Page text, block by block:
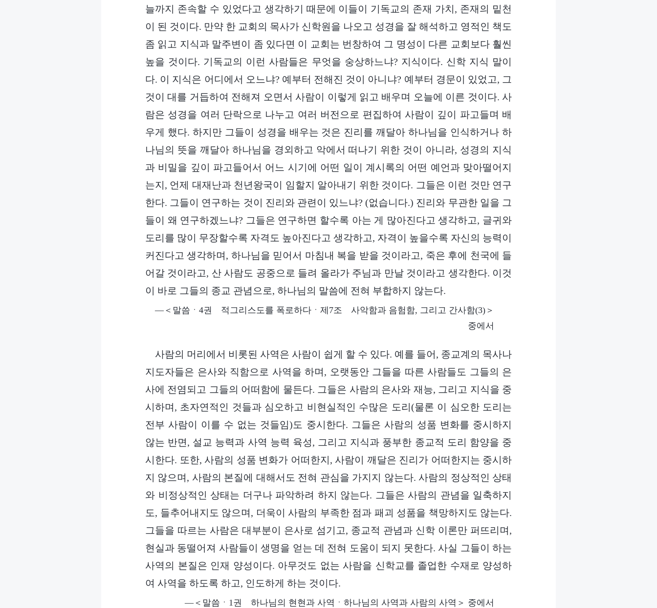
늘까지 존속할 수 있었다고 생각하기 때문에 이들이 기독교의 존재 가치, 존재의 밑천
이 된 것이다. 만약 한 교회의 목사가 신학원을 나오고 성경을 잘 해석하고 영적인 책도
좀 읽고 지식과 말주변이 좀 있다면 이 교회는 번창하여 그 명성이 다른 교회보다 훨씬
높을 것이다. 기독교의 이런 사람들은 무엇을 숭상하느냐? 지식이다. 신학 지식 말이
다. 이 지식은 어디에서 오느냐? 예부터 전해진 것이 아니냐? 예부터 경문이 있었고, 그
것이 대를 거듭하여 전해져 오면서 사람이 이렇게 읽고 배우며 오늘에 이른 것이다. 사
람은 성경을 여러 단락으로 나누고 여러 버전으로 편집하여 사람이 깊이 파고들며 배
우게 했다. 하지만 그들이 성경을 배우는 것은 진리를 깨달아 하나님을 인식하거나 하
나님의 뜻을 깨달아 하나님을 경외하고 악에서 떠나기 위한 것이 아니라, 성경의 지식
과 비밀을 깊이 파고들어서 어느 시기에 어떤 일이 계시록의 어떤 예언과 맞아떨어지
는지, 언제 대재난과 천년왕국이 임할지 알아내기 위한 것이다. 그들은 이런 것만 연구
한다. 그들이 연구하는 것이 진리와 관련이 있느냐? (없습니다.) 진리와 무관한 일을 그
들이 왜 연구하겠느냐? 그들은 연구하면 할수록 아는 게 많아진다고 생각하고, 글귀와
도리를 많이 무장할수록 자격도 높아진다고 생각하고, 자격이 높을수록 자신의 능력이
커진다고 생각하며, 하나님을 믿어서 마침내 복을 받을 것이라고, 죽은 후에 천국에 들
어갈 것이라고, 산 사람도 공중으로 들려 올라가 주님과 만날 것이라고 생각한다. 이것
이 바로 그들의 종교 관념으로, 하나님의 말씀에 전혀 부합하지 않는다.
―＜말씀ㆍ4권 적그리스도를 폭로하다ㆍ제7조 사악함과 음험함, 그리고 간사함(3)＞
중에서
사람의 머리에서 비롯된 사역은 사람이 쉽게 할 수 있다. 예를 들어, 종교계의 목사나
지도자들은 은사와 직함으로 사역을 하며, 오랫동안 그들을 따른 사람들도 그들의 은
사에 전염되고 그들의 어떠함에 물든다. 그들은 사람의 은사와 재능, 그리고 지식을 중
시하며, 초자연적인 것들과 심오하고 비현실적인 수많은 도리(물론 이 심오한 도리는
전부 사람이 이를 수 없는 것들임)도 중시한다. 그들은 사람의 성품 변화를 중시하지
않는 반면, 설교 능력과 사역 능력 육성, 그리고 지식과 풍부한 종교적 도리 함양을 중
시한다. 또한, 사람의 성품 변화가 어떠한지, 사람이 깨달은 진리가 어떠한지는 중시하
지 않으며, 사람의 본질에 대해서도 전혀 관심을 가지지 않는다. 사람의 정상적인 상태
와 비정상적인 상태는 더구나 파악하려 하지 않는다. 그들은 사람의 관념을 일축하지
도, 들추어내지도 않으며, 더욱이 사람의 부족한 점과 패괴 성품을 책망하지도 않는다.
그들을 따르는 사람은 대부분이 은사로 섬기고, 종교적 관념과 신학 이론만 퍼뜨리며,
현실과 동떨어져 사람들이 생명을 얻는 데 전혀 도움이 되지 못한다. 사실 그들이 하는
사역의 본질은 인재 양성이다. 아무것도 없는 사람을 신학교를 졸업한 수재로 양성하
여 사역을 하도록 하고, 인도하게 하는 것이다.
―＜말씀ㆍ1권 하나님의 현현과 사역ㆍ하나님의 사역과 사람의 사역＞ 중에서